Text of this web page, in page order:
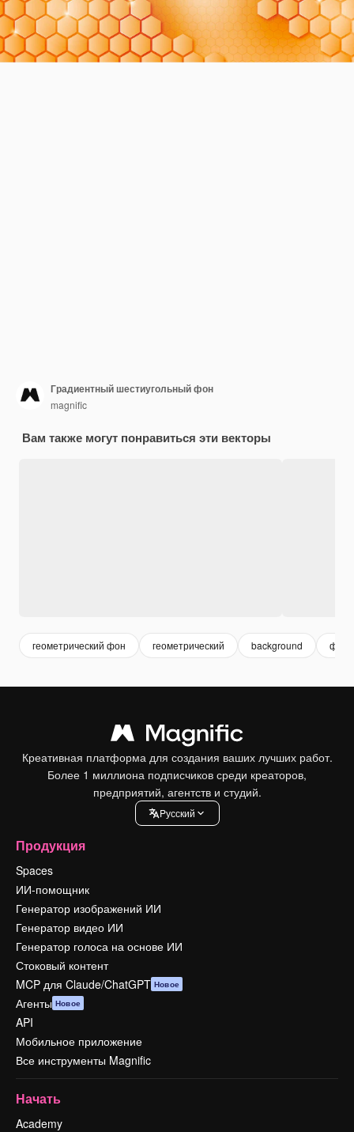
Градиентный шестиугольный фон
magnific
Вам также могут понравиться эти векторы
геометрический фон геометрический background фон
Креативная платформа для создания ваших лучших работ.
Более 1 миллиона подписчиков среди креаторов,
предприятий, агентств и студий.
Pусский
Продукция
Spaces
ИИ-помощник
Генератор изображений ИИ
Генератор видео ИИ
Генератор голоса на основе ИИ
Стоковый контент
MCP для Claude/ChatGPT Новое
Агенты Новое
API
Мобильное приложение
Все инструменты Magnific
Начать
Academy